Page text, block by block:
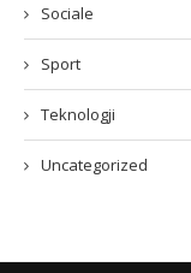
Sociale
Sport
Teknologji
Uncategorized